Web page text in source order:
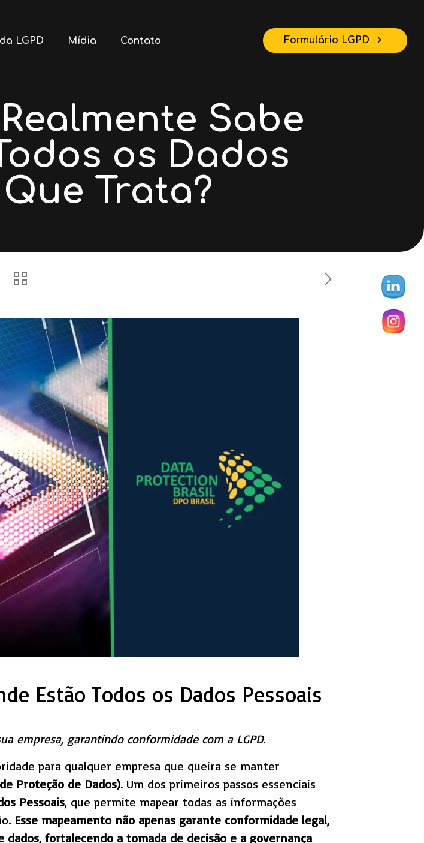
LGPD Mídia Contato Formulário LGPD
Sabe
os Dados
Trata?
Estão Todos os Dados Pessoais
empresa, garantindo conformidade com a LGPD.
para qualquer empresa que queira se manter
Proteção de Dados). Um dos primeiros passos essenciais
Pessoais, que permite mapear todas as informações
Esse mapeamento não apenas garante conformidade legal,
fortalecendo a tomada de decisão e a governança